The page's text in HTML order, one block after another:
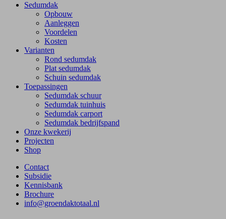
Sedumdak
Opbouw
Aanleggen
Voordelen
Kosten
Varianten
Rond sedumdak
Plat sedumdak
Schuin sedumdak
Toepassingen
Sedumdak schuur
Sedumdak tuinhuis
Sedumdak carport
Sedumdak bedrijfspand
Onze kwekerij
Projecten
Shop
Contact
Subsidie
Kennisbank
Brochure
info@groendaktotaal.nl